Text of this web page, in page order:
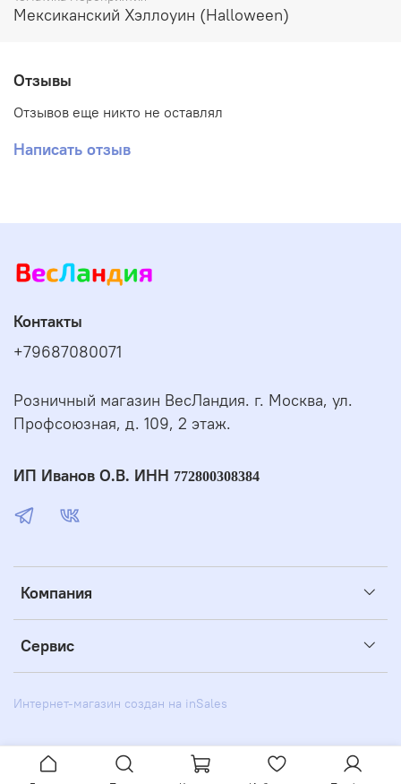
Мексиканский Хэллоуин (Halloween)
Отзывы
Отзывов еще никто не оставлял
Написать отзыв
Компания
Сервис
Контакты
+79687080071
Розничный магазин ВесЛандия. г. Москва, ул.
Профсоюзная, д. 109, 2 этаж.
ИП Иванов О.В. ИНН 772800308384
Интернет-магазин создан на inSales